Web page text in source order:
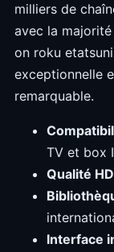
milliers de
avec la
on roku
exceptionnelle
remarquable.
TV et box
Qualité
Interface